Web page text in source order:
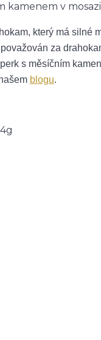
kamenem v
který má silné
za
s měsíčním
blogu.